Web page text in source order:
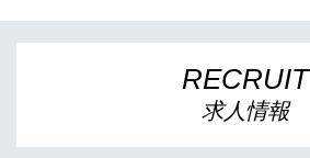
RECRUIT
求人情報